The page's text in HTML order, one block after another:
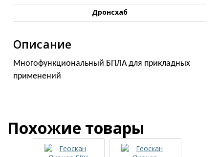
Дронсхаб
Описание
Многофункциональный БПЛА для прикладных
применений
Похожие товары